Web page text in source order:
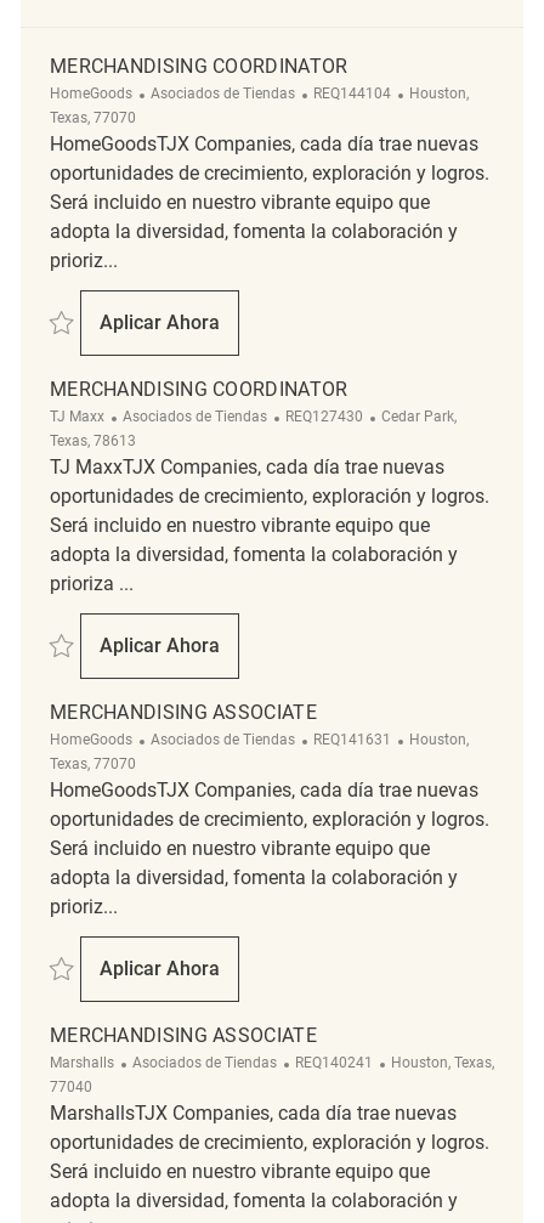
MERCHANDISING COORDINATOR
HomeGoods Categoría
Asociados de Tiendas ReqId
REQ144104 Ubicación
Houston,
Texas, 77070
HomeGoodsTJX Companies, cada día trae nuevas
oportunidades de crecimiento, exploración y logros.
Será incluido en nuestro vibrante equipo que
adopta la diversidad, fomenta la colaboración y
prioriz...
Salvar Merchandising Coordinator REQ144104
Aplicar Ahora
Merchandising Coordinator
MERCHANDISING COORDINATOR
TJ Maxx Categoría
Asociados de Tiendas ReqId
REQ127430 Ubicación
Cedar Park,
Texas, 78613
TJ MaxxTJX Companies, cada día trae nuevas
oportunidades de crecimiento, exploración y logros.
Será incluido en nuestro vibrante equipo que
adopta la diversidad, fomenta la colaboración y
prioriza ...
Salvar Merchandising Coordinator REQ127430
Aplicar Ahora
Merchandising Coordinator
MERCHANDISING ASSOCIATE
HomeGoods Categoría
Asociados de Tiendas ReqId
REQ141631 Ubicación
Houston,
Texas, 77070
HomeGoodsTJX Companies, cada día trae nuevas
oportunidades de crecimiento, exploración y logros.
Será incluido en nuestro vibrante equipo que
adopta la diversidad, fomenta la colaboración y
prioriz...
Salvar merchandising associate REQ141631
Aplicar Ahora
Merchandising Associate
MERCHANDISING ASSOCIATE
Marshalls Categoría
Asociados de Tiendas ReqId
REQ140241 Ubicación
Houston, Texas,
77040
MarshallsTJX Companies, cada día trae nuevas
oportunidades de crecimiento, exploración y logros.
Será incluido en nuestro vibrante equipo que
adopta la diversidad, fomenta la colaboración y